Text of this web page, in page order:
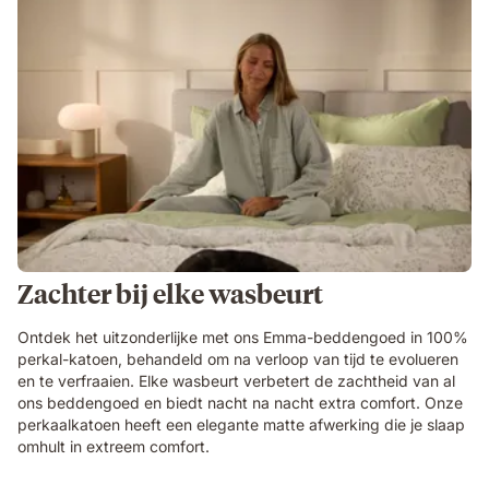
Zachter bij elke wasbeurt
Ontdek het uitzonderlijke met ons Emma-beddengoed in 100%
perkal-katoen, behandeld om na verloop van tijd te evolueren
en te verfraaien. Elke wasbeurt verbetert de zachtheid van al
ons beddengoed en biedt nacht na nacht extra comfort. Onze
perkaalkatoen heeft een elegante matte afwerking die je slaap
omhult in extreem comfort.